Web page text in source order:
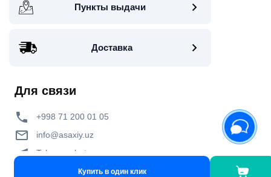
Купить в один клик
Пункты выдачи
Доставка
Для связи
+998 71 200 01 05
info@asaxiy.uz
Telegram bot
улица Гавхар 124, Ташкент